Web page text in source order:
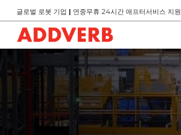
글로벌 로봇 기업 | 연중무휴 24시간 애프터서비스 지원